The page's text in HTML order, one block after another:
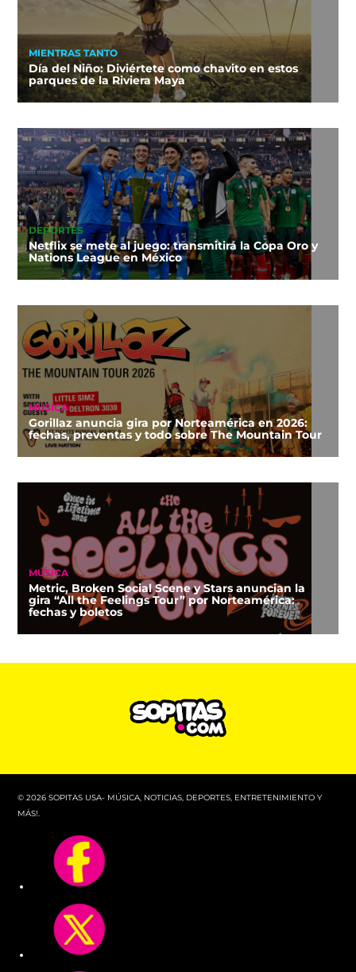
MIENTRAS TANTO
Día del Niño: Diviértete como chavito en estos
parques de la Riviera Maya
DEPORTES
Netflix se mete al juego: transmitirá la Copa Oro y
Nations League en México
MÚSICA
Gorillaz anuncia gira por Norteamérica en 2026:
fechas, preventas y todo sobre The Mountain Tour
MÚSICA
Metric, Broken Social Scene y Stars anuncian la
gira “All the Feelings Tour” por Norteamérica:
fechas y boletos
© 2026 SOPITAS USA- MÚSICA, NOTICIAS, DEPORTES, ENTRETENIMIENTO Y
MÁS!.